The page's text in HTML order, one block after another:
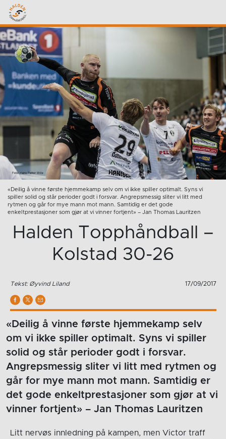
«Deilig å vinne første hjemmekamp selv om vi ikke spiller optimalt. Syns vi
spiller solid og står perioder godt i forsvar. Angrepsmessig sliter vi litt med
rytmen og går for mye mann mot mann. Samtidig er det gode
enkeltprestasjoner som gjør at vi vinner fortjent» – Jan Thomas Lauritzen
Halden Topphåndball –
Kolstad 30-26
Tekst: Øyvind Liland 17/09/2017
«Deilig å vinne første hjemmekamp selv
om vi ikke spiller optimalt. Syns vi spiller
solid og står perioder godt i forsvar.
Angrepsmessig sliter vi litt med rytmen og
går for mye mann mot mann. Samtidig er
det gode enkeltprestasjoner som gjør at vi
vinner fortjent» – Jan Thomas Lauritzen
Litt nervøs innledning på kampen, men Victor traff